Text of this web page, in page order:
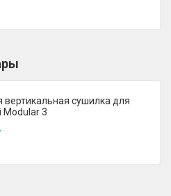
вертикальная сушилка для
Modular 3